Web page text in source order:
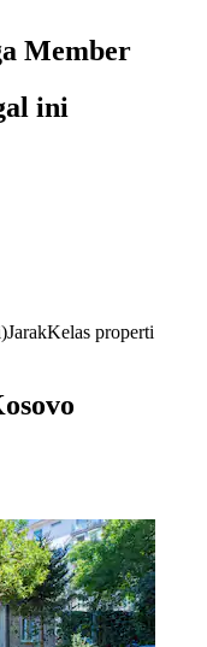
Member
ini
JarakKelas properti